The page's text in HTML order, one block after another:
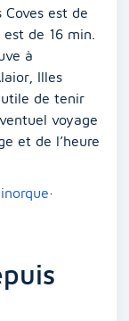
Coves est de
de 16 min.
à
Illes
de tenir
voyage
et de l’heure
·